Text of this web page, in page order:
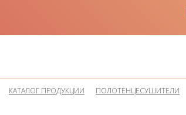
КАТАЛОГ ПРОДУКЦИИ ПОЛОТЕНЦЕСУШИТЕЛИ